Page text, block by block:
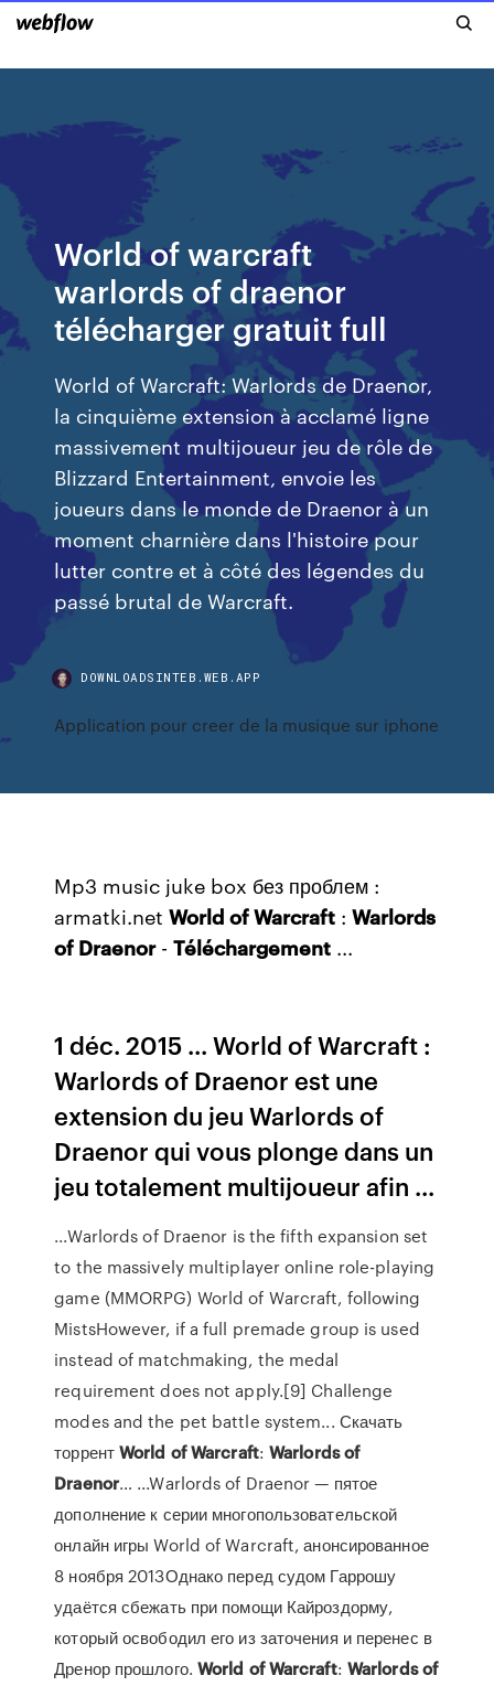
World of warcraft
warlords of draenor
télécharger gratuit full
World of Warcraft: Warlords de Draenor,
la cinquième extension à acclamé ligne
massivement multijoueur jeu de rôle de
Blizzard Entertainment, envoie les
joueurs dans le monde de Draenor à un
moment charnière dans l'histoire pour
lutter contre et à côté des légendes du
passé brutal de Warcraft.
DOWNLOADSINTEB.WEB.APP
Application pour creer de la musique sur iphone
Mp3 music juke box без проблем :
armatki.net World of Warcraft :Warlords
of Draenor-Téléchargement ...
1 déc. 2015 ... World of Warcraft :
Warlords of Draenor est une
extension du jeu Warlords of
Draenor qui vous plonge dans un
jeu totalement multijoueur afin ...
...Warlords of Draenor is the fifth expansion set
to the massively multiplayer online role-playing
game (MMORPG) World of Warcraft, following
MistsHowever, if a full premade group is used
instead of matchmaking, the medal
requirement does not apply.[9] Challenge
modes and the pet battle system... Скачать
торрентWorld ofWarcraft:Warlordsof
Draenor… ...Warlords of Draenor — пятое
дополнение к серии многопользовательской
онлайн игры World of Warcraft, анонсированное
8 ноября 2013Однако перед судом Гаррошу
удаётся сбежать при помощи Кайроздорму,
который освободил его из заточения и перенес в
Дренор прошлого. World of Warcraft: Warlords of